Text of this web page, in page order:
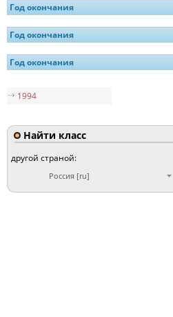
Год окончания
Год окончания
Год окончания
1994
Найти класс
другой страной:
Россия [ru]